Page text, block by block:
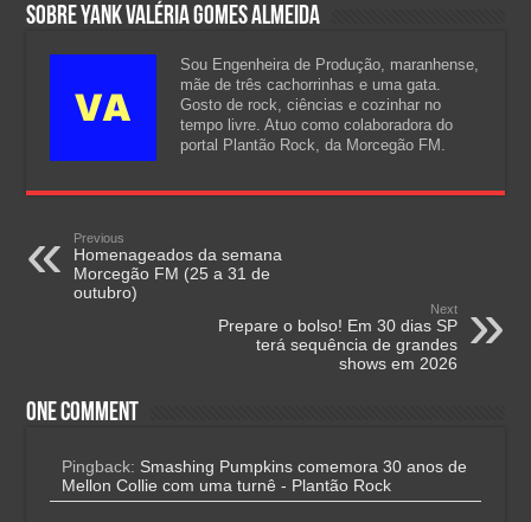
Sobre Yank Valéria Gomes Almeida
Sou Engenheira de Produção, maranhense,
mãe de três cachorrinhas e uma gata.
Gosto de rock, ciências e cozinhar no
tempo livre. Atuo como colaboradora do
portal Plantão Rock, da Morcegão FM.
Previous
Homenageados da semana
Morcegão FM (25 a 31 de
outubro)
Next
Prepare o bolso! Em 30 dias SP
terá sequência de grandes
shows em 2026
One comment
Pingback: Smashing Pumpkins comemora 30 anos de
Mellon Collie com uma turnê - Plantão Rock